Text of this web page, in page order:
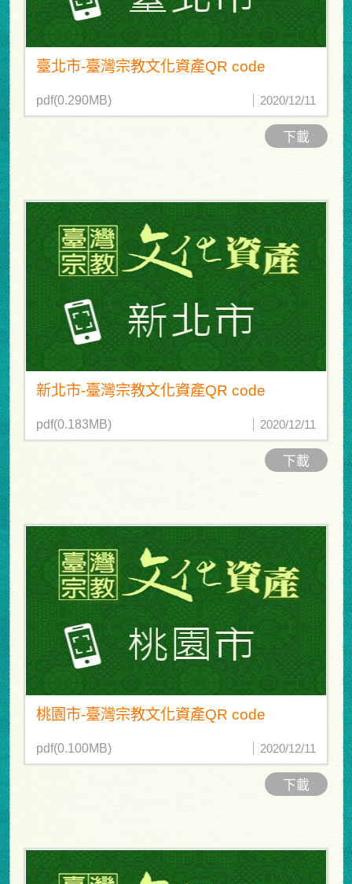
臺北市-臺灣宗教文化資產QR code
pdf(0.290MB) 2020/12/11
下載
新北市-臺灣宗教文化資產QR code
pdf(0.183MB) 2020/12/11
下載
桃園市-臺灣宗教文化資產QR code
pdf(0.100MB) 2020/12/11
下載